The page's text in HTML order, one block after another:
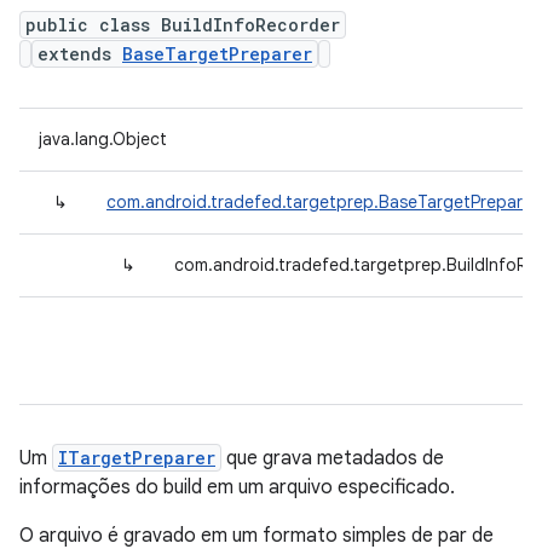
public class BuildInfoRecorder
extends BaseTargetPreparer
java.lang.Object
↳ com.android.tradefed.targetprep.BaseTargetPreparer
↳
Um ITargetPreparer que grava metadados de
informações do build em um arquivo especificado.
O arquivo é gravado em um formato simples de par de